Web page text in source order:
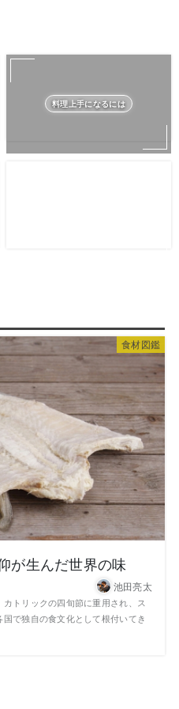
料理上手になるには
食材図鑑
が生んだ世界の味
池田亮太
トリックの四旬節に重用され、ス
で独自の食文化として根付いてき